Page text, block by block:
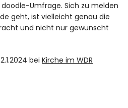
Umfrage. Sich zu melden
geht, ist vielleicht genau die
und nicht nur gewünscht
beiKirche im WDR